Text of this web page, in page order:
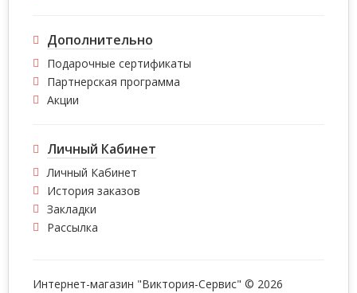
Дополнительно
Подарочные сертификаты
Партнерская программа
Акции
Личный Кабинет
Личный Кабинет
История заказов
Закладки
Рассылка
Интернет-магазин "Виктория-Сервис" © 2026